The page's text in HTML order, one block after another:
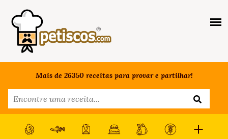
Mais de 26350 receitas para provar e partilhar!